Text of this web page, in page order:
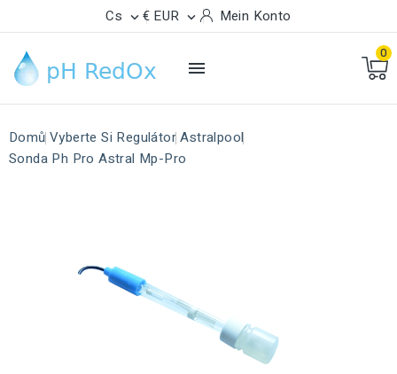
Cs  € EUR  Mein Konto

0
Domů Vyberte Si Regulátor Astralpool
Sonda Ph Pro Astral Mp-Pro